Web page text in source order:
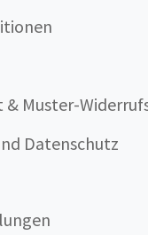
& Muster-
Datenschutz